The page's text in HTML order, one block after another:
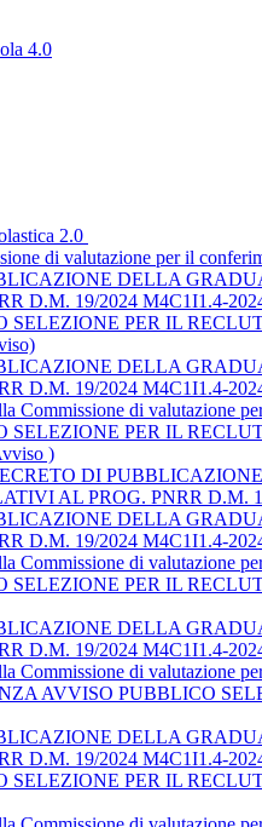
4.0
2.0
di valutazione per il
DELLA
D.M. 19/2024 M4C1I1.4-
PER IL
DELLA
D.M. 19/2024 M4C1I1.4-
Commissione di valutazione
PER IL
)
DI
AL PROG. PNRR D.M.
DELLA
D.M. 19/2024 M4C1I1.4-
Commissione di valutazione
PER IL
DELLA
D.M. 19/2024 M4C1I1.4-
Commissione di valutazione
AVVISO PUBBLICO
DELLA
D.M. 19/2024 M4C1I1.4-
PER IL